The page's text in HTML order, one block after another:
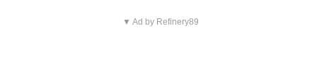
▼ Ad by Refinery89